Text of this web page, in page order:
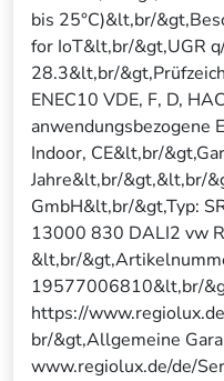
bis 25°C)&lt,br/
for IoT&lt,br/&gt,UGR
28.3&lt,br/
ENEC10 VDE, F, D,
anwendungsbezogene
Indoor, CE&lt,br/
Jahre&lt,br/&gt,&lt,br/
GmbH&lt,br/&gt,Typ:
13000 830 DALI2 vw
&lt,br/
19577006810&lt,br/
https://
br/&gt,Allgemeine
www.regiolux.de/de/